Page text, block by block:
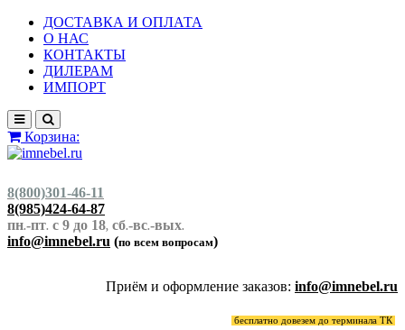
ДОСТАВКА И ОПЛАТА
О НАС
КОНТАКТЫ
ДИЛЕРАМ
ИМПОРТ
Корзина:
8(800)301-46-11
8(985)424-64-87
пн.-пт. с 9 до 18, сб.-вс.-вых.
info@imnebel.ru (по всем вопросам)
Приём и оформление заказов: info@imnebel.ru
бесплатно довезем до терминала ТК